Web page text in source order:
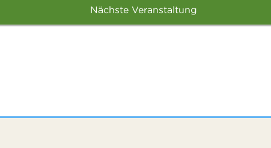
Nächste Veranstaltung